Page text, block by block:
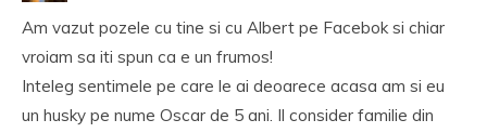
Am vazut pozele cu tine si cu Albert pe Facebok si chiar
vroiam sa iti spun ca e un frumos!
Inteleg sentimele pe care le ai deoarece acasa am si eu
un husky pe nume Oscar de 5 ani. Il consider familie din